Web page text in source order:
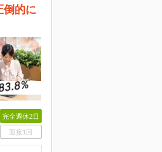
倒的に
完全週休2日
面接1回